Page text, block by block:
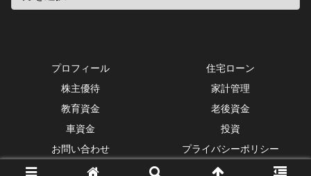
プロフィール
住宅ローン
株主優待
家計管理
教育資金
老後資金
車資金
投資
お問い合わせ
プライバシーポリシー
Copyright © 2016-2026 お金の手帳 All Rights Reserved.